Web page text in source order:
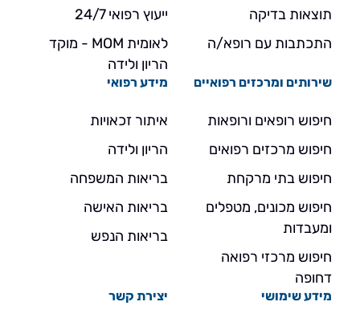
תוצאות בדיקה
התכתבות עם רופא/ה
ייעוץ רפואי 24/7
לאומית MOM - מוקד
הריון ולידה
שירותים ומרכזים רפואיים
חיפוש רופאים ורופאות
חיפוש מרכזים רפואים
חיפוש בתי מרקחת
חיפוש מכונים, מטפלים
ומעבדות
חיפוש מרכזי רפואה
דחופה
מידע רפואי
איתור זכאויות
הריון ולידה
בריאות המשפחה
בריאות האישה
בריאות הנפש
מידע שימושי יצירת קשר